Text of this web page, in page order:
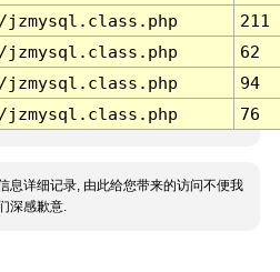
211
62
94
76
息详细记录, 由此给您带来的访问不便我
深感歉意.